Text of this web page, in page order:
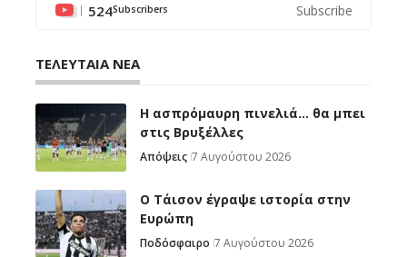
524Subscribers Subscribe
ΤΕΛΕΥΤΑΙΑ ΝΕΑ
Η ασπρόμαυρη πινελιά… θα μπει
στις Βρυξέλλες
Απόψεις 7 Αυγούστου 2026
Ο Τάισον έγραψε ιστορία στην
Ευρώπη
Ποδόσφαιρο 7 Αυγούστου 2026